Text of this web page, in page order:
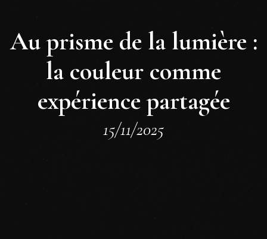
Au prisme de la lumière :
la couleur comme
expérience partagée
15/11/2025